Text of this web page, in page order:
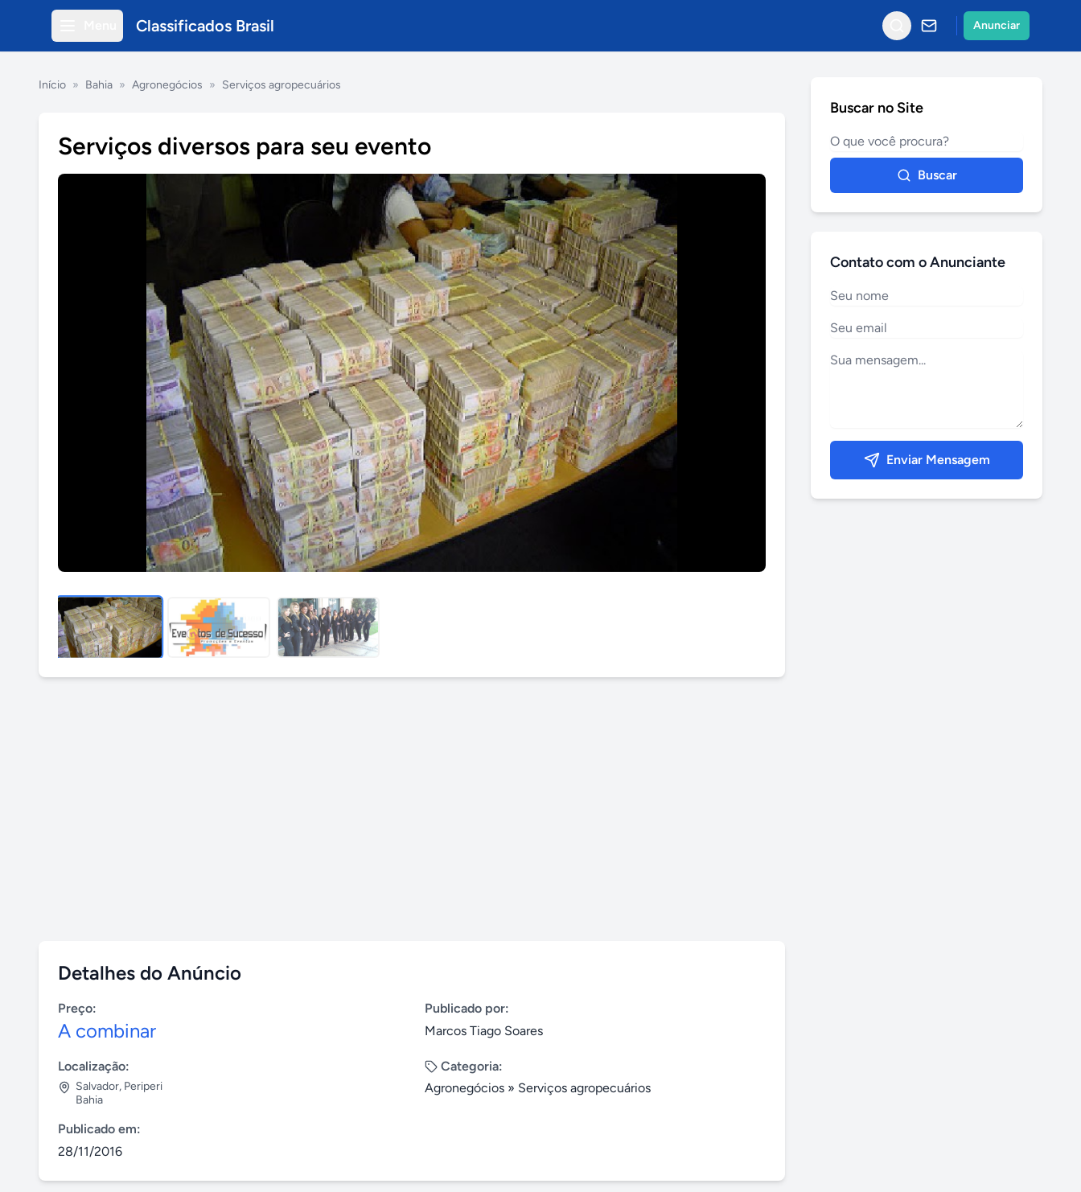
Classificados Brasil Anunciar
Início » Bahia » Agronegócios » Serviços agropecuários
Serviços diversos para seu evento
Detalhes do Anúncio
Preço:
A combinar
Publicado por:
Marcos Tiago Soares
Localização:
Salvador, Periperi
Bahia
Categoria:
Agronegócios » Serviços agropecuários
Publicado em:
28/11/2016
Buscar no Site
Buscar
Contato com o Anunciante
Enviar Mensagem